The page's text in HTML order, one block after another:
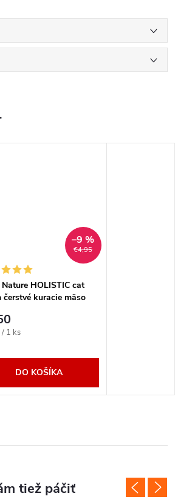
€4,95
–9 %
HOLISTIC cat
kuracie mäso
1 ks
DO KOŠÍKA